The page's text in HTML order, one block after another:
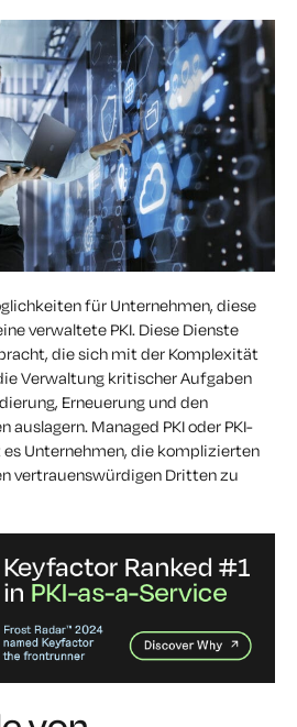
für Unternehmen, diese
verwaltete PKI. Diese Dienste
die sich mit der Komplexität
Verwaltung kritischer Aufgaben
Erneuerung und den
Managed PKI oder PKI-
Unternehmen, die komplizierten
vertrauenswürdigen Dritten zu